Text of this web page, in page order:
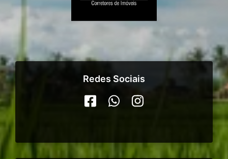
Redes Sociais